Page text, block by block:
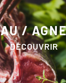
/
DÉCOUVRIR